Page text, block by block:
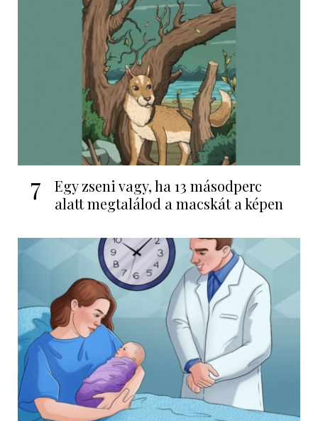
7
Egy zseni vagy, ha 13 másodperc
alatt megtalálod a macskát a képen